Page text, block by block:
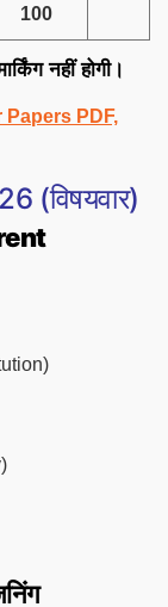
100
नहीं होगी।
PDF,
(विषयवार)